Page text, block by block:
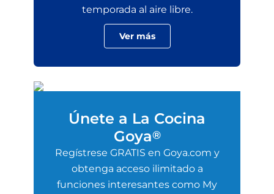
temporada al aire libre.
Ver más
Únete a La Cocina
Goya®
Regístrese GRATIS en Goya.com y
obtenga acceso ilimitado a
funciones interesantes como My